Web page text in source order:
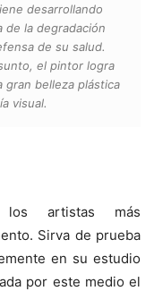
desarrollando
la degradación
de su salud.
el pintor logra
gran belleza plástica
visual.
artistas más
Sirva de prueba
en su estudio
por este medio el